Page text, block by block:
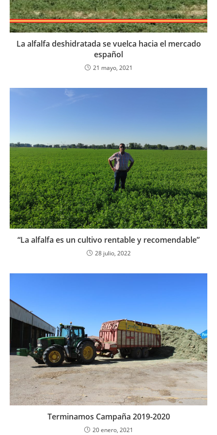
La alfalfa deshidratada se vuelca hacia el mercado
español
21 mayo, 2021
“La alfalfa es un cultivo rentable y recomendable”
28 julio, 2022
Terminamos Campaña 2019-2020
20 enero, 2021